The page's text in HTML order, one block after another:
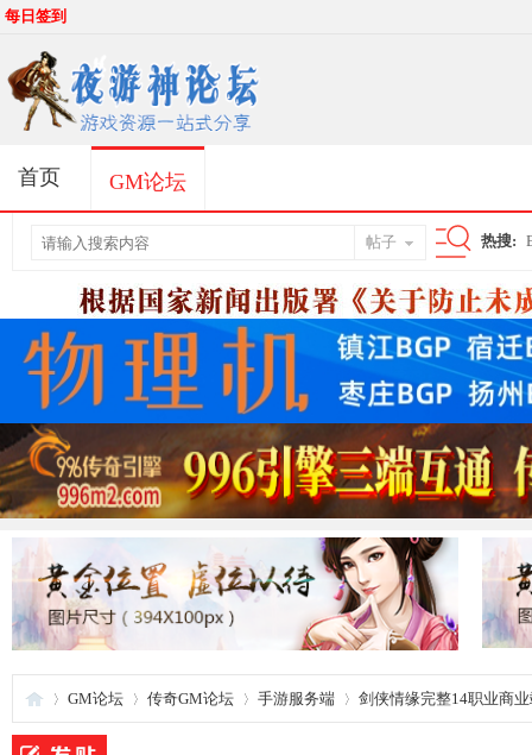
每日签到
首页 GM论坛
帖子
索
热搜:
GM论坛 传奇GM论坛 手游服务端 剑侠情缘完整14职业商